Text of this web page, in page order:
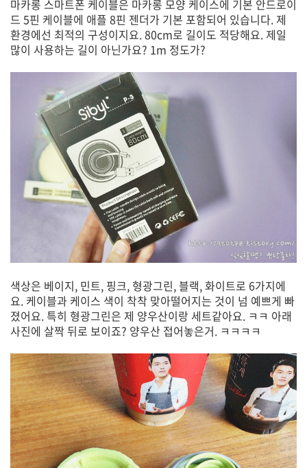
마카롱 스마트폰 케이블은 마카롱 모양 케이스에 기본 안드로이
드 5핀 케이블에 애플 8핀 젠더가 기본 포함되어 있습니다. 제
환경에선 최적의 구성이지요. 80cm로 길이도 적당해요. 제일
많이 사용하는 길이 아닌가요? 1m 정도가?
색상은 베이지, 민트, 핑크, 형광그린, 블랙, 화이트로 6가지에
요. 케이블과 케이스 색이 착착 맞아떨어지는 것이 넘 예쁘게 빠
졌어요. 특히 형광그린은 제 양우산이랑 세트같아요. ㅋㅋ 아래
사진에 살짝 뒤로 보이죠? 양우산 접어놓은거. ㅋㅋㅋㅋ